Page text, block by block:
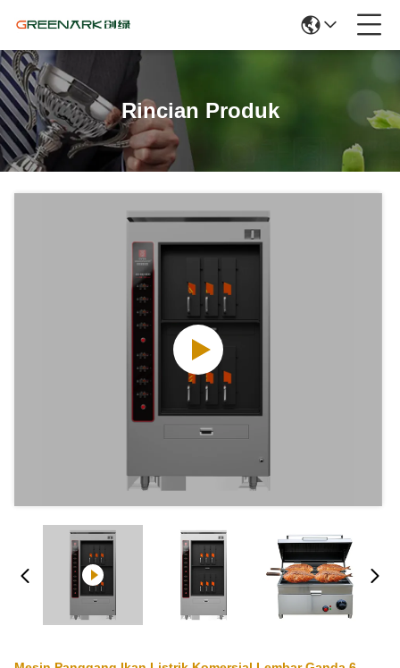
Rincian Produk